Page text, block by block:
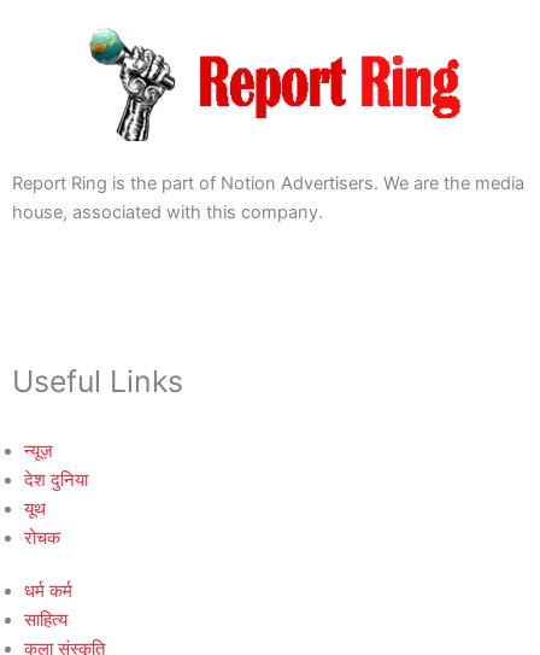
Report Ring is the part of Notion Advertisers. We are the media
house, associated with this company.
Useful Links
न्यूज़
देश दुनिया
यूथ
रोचक
धर्म कर्म
साहित्य
कला संस्कृति